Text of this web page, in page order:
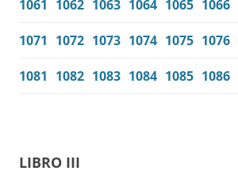
1061 1062 1063 1064 1065 1066
1071 1072 1073 1074 1075 1076
1081 1082 1083 1084 1085 1086
LIBRO III